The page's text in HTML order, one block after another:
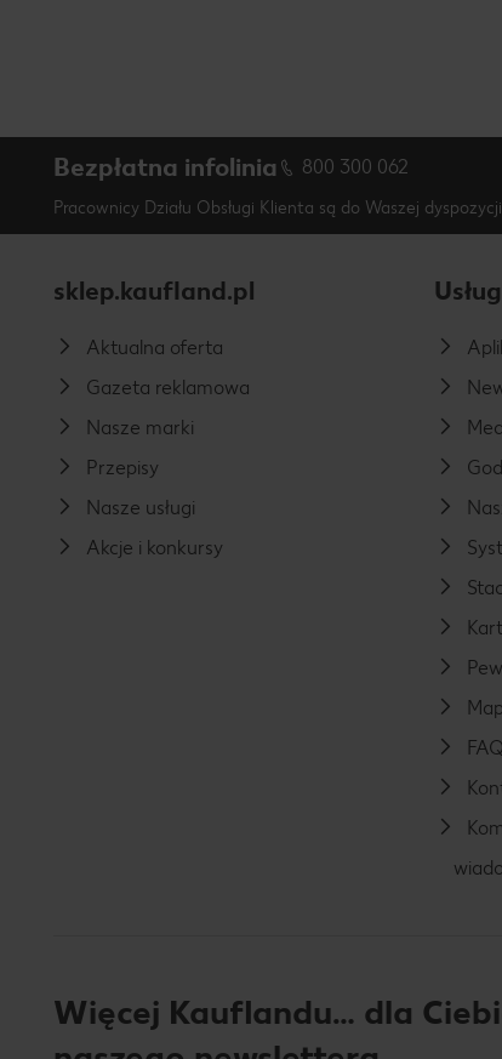
Bezpłatna infolinia 800 300 062
Pracownicy Działu Obsługi Klienta są do Waszej
sklep.kaufland.pl
Aktualna oferta
Gazeta reklamowa
Nasze marki
Przepisy
Nasze usługi
Akcje i konkursy
FAQ
Więcej Kauflandu… dla